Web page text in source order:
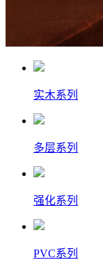
实木系列
多层系列
强化系列
PVC系列